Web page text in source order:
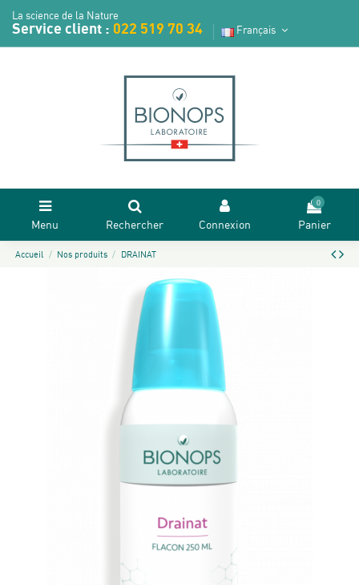
La science de la Nature
Service client : 022 519 70 34 Français
Menu Rechercher Connexion
0
Panier
Accueil Nos produits DRAINAT